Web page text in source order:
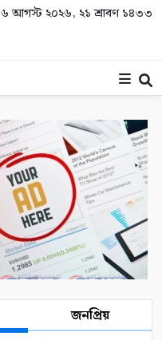
৬ আগস্ট ২০২৬, ২১ শ্রাবণ ১৪৩৩
জনপ্রিয়